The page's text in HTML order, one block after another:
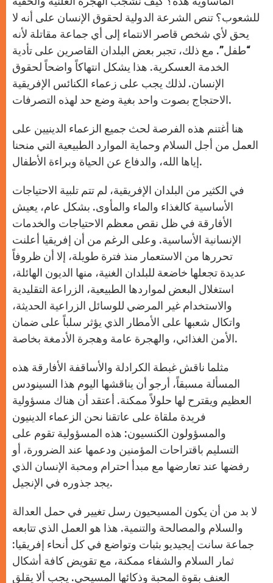
للشعوب؟ تنص الشرعة الدولية لحقوق الإنسان على أنه لا
يحق لأي شخص قاصر الانتماء إلى أي جماعة مقاتلة لأنه
“طفل”. مع ذلك، تجبر بعض البلدان القاصرين على تأدية
الخدمة العسكرية. هذا يشكل انتهاكاً واضحاً لحقوق
الإنسان. لذلك يجب على زعماء الكنائس الإفريقية
الاحتجاج بصوت واحد بغية وضع حد لهذه التصرفات.
هنا أغتنم هذه الفرصة لحث جميع الزعماء الدينيين على
العمل من أجل السلام وحماية الموارد الطبيعية التي منحنا
إياها الله، والدفاع عن الحياة وبراءة الأطفال.
في الكثير من البلدان الإفريقية، لم تتم تلبية الاحتياجات
الأساسية كالغذاء والماء والمأوى. بشكل عام، يعيش
الأفارقة في ظل نقص معظم الاحتياجات والخدمات
الإنسانية الأساسية. وعلى الرغم من أن إفريقيا أعلنت
تحررها من الاستعمار منذ فترة طويلة، إلا أن ظروفاً
عديدة تجعلها خاضعة للبلدان الغنية، منها الديون الهائلة،
استغلال البعض لمواردها الطبيعية، الزراعة التقليدية
والاستخدام غير المرضي للوسائل الزراعية الحديثة،
واتكال شعبها على الأمطار الذي يؤثر سلباً على ضمان
الأمن الغذائي، والهجرة عامة وهجرة الأدمغة بخاصة.
مثلما ناقش غبطة الكرادلة والأساقفة الأفارقة هذه
المسألة مسبقاً، أرجو أن يناقشها اليوم هذا السينودس
العظيم ويقترح لها حلولاً ممكنة. أعتقد أن هناك مسؤولية
فريدة ملقاة على عاتقنا نحن الزعماء الدينيون
والمسؤولون الكنسيون: هذه المسؤولية تقوم على
التسليم باقتراحات المؤمنين ودعمها عند الضرورة، أو
رفضها عند تعارضها مع مبدأ احترام ومحبة الإنسان الذي
يجد جذوره في الإنجيل.
لا بد من أن يكون المسيحيون رسل تغيير في حمل العدالة
والسلام والمصالحة والتنمية. هذا هو العمل الذي تتابعه
جماعة سانت إيجيديو بثبات وتواضع في كل أنحاء إفريقيا:
ثمار السلام والشفاء ممكنة، مع تقويض كافة أشكال
العنف بقوة المحبة وذكائها المسيحي. يجب ألا يقلق